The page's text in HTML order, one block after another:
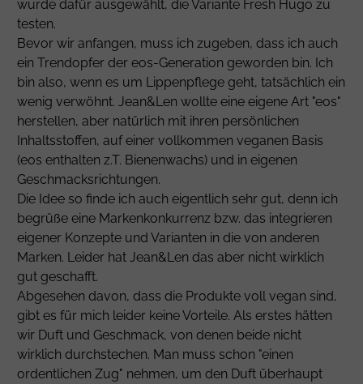
wurde dafür ausgewählt, die Variante Fresh Hugo zu
testen.
Bevor wir anfangen, muss ich zugeben, dass ich auch
ein Trendopfer der eos-Generation geworden bin. Ich
bin also, wenn es um Lippenpflege geht, tatsächlich ein
wenig verwöhnt. Jean&Len wollte eine eigene Art "eos"
herstellen, aber natürlich mit ihren persönlichen
Inhaltsstoffen, auf einer vollkommen veganen Basis
(eos enthalten z.T. Bienenwachs) und in eigenen
Geschmacksrichtungen.
Die Idee so finde ich auch eigentlich sehr gut, denn ich
begrüße eine Markenkonkurrenz bzw. das integrieren
eigener Konzepte und Varianten in die von anderen
Marken. Leider hat Jean&Len das aber nicht wirklich
gut geschafft.
Abgesehen davon, dass die Produkte voll vegan sind,
gibt es für mich leider keine Vorteile. Als erstes hätten
wir Duft und Geschmack, von denen beide nicht
wirklich durchstechen. Man muss schon "einen
ordentlichen Zug" nehmen, um den Duft überhaupt